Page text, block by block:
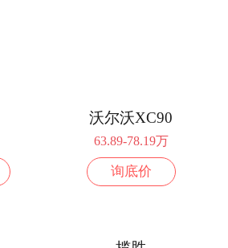
沃尔沃XC90
63.89-78.19万
询底价